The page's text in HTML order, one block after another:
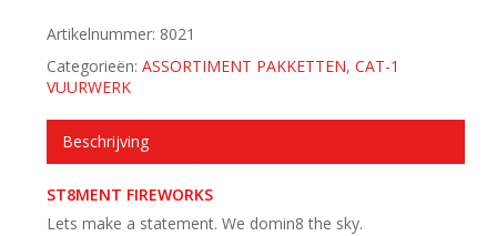
Artikelnummer: 8021
Categorieën: ASSORTIMENT PAKKETTEN, CAT-1
VUURWERK
Beschrijving
ST8MENT FIREWORKS
Lets make a statement. We domin8 the sky.